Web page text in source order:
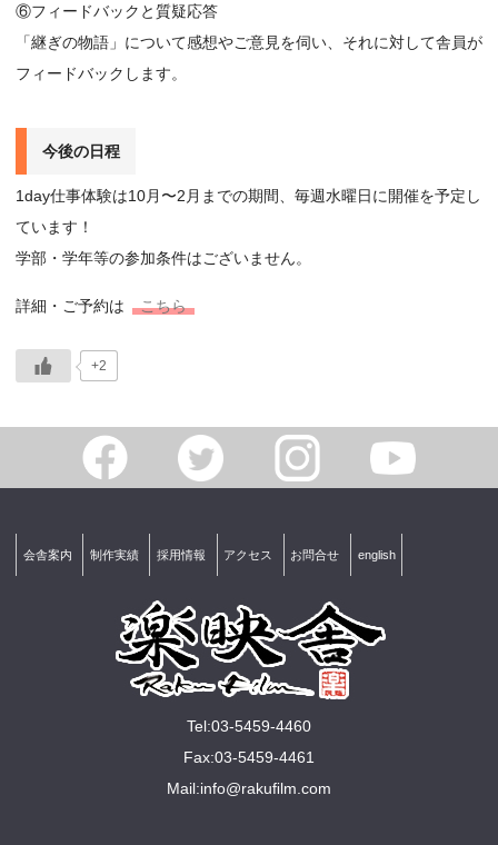
⑥フィードバックと質疑応答
「継ぎの物語」について感想やご意見を伺い、それに対して舎員が
フィードバックします。
今後の日程
1day仕事体験は10月〜2月までの期間、毎週水曜日に開催を予定し
ています！
学部・学年等の参加条件はございません。
詳細・ご予約は こちら
+2
会舎案内 制作実績 採用情報 アクセス お問合せ english
Tel:03-5459-4460
Fax:03-5459-4461
Mail:info@rakuﬁlm.com